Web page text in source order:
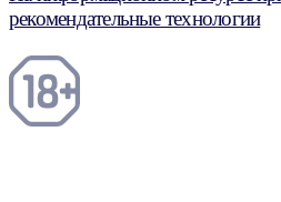
рекомендательные технологии